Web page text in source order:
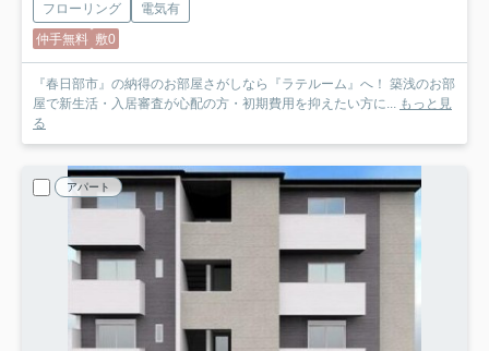
フローリング
電気有
仲手無料 敷0
『春日部市』の納得のお部屋さがしなら『ラテルーム』へ！ 築浅のお部
屋で新生活・入居審査が心配の方・初期費用を抑えたい方に... もっと見
る
アパート